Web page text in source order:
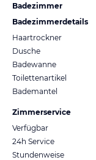
Badezimmer
Badezimmerdetails
Haartrockner
Dusche
Badewanne
Toilettenartikel
Bademantel
Zimmerservice
Verfügbar
24h Service
Stundenweise